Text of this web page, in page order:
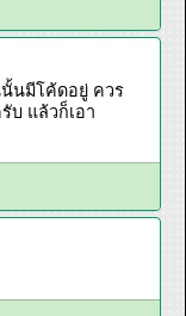
นมีโค้ดอยู่ ควร
บ แล้วก็เอา